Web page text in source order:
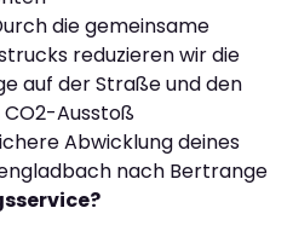
die gemeinsame
reduzieren wir die
auf der Straße und den
Ausstoß
Abwicklung deines
nach Bertrange